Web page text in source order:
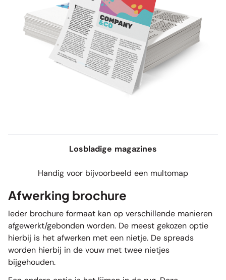
Losbladige magazines
Handig voor bijvoorbeeld een multomap
Afwerking brochure
Ieder brochure formaat kan op verschillende manieren
afgewerkt/gebonden worden. De meest gekozen optie
hierbij is het afwerken met een nietje. De spreads
worden hierbij in de vouw met twee nietjes
bijgehouden.